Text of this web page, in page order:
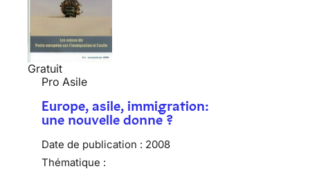
Gratuit
Pro Asile
Europe, asile, immigration:
une nouvelle donne ?
Date de publication : 2008
Thématique :